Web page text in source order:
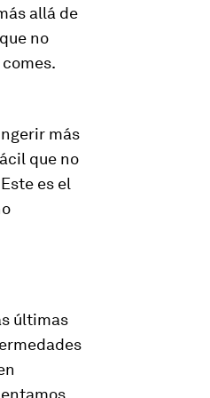
allá de
no
más
que no
es el
últimas